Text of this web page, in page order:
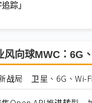
踪」
风向球MWC：6G
战局 卫星、6G、Wi-